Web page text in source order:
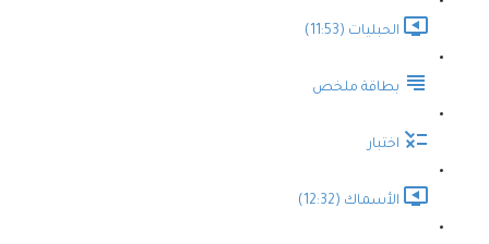
الحبليات (11:53)
بطاقة ملخص
اختبار
الأسماك (12:32)